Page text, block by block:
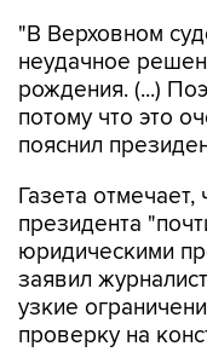
"В Верховном
неудачное
рождения. (...)
потому что это
пояснил
Газета
президента
юридическими
заявил
узкие
проверку на